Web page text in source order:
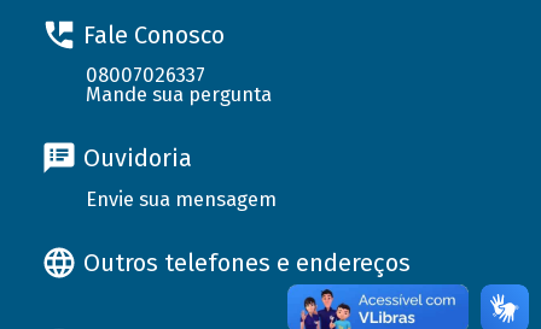
Fale Conosco
08007026337
Mande sua pergunta
Ouvidoria
Envie sua mensagem
Outros telefones e endereços